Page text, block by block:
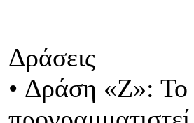
Δράσεις
• Δράση «Ζ»: Το